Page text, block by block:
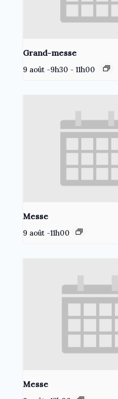
Grand-messe
9 août -9h30 - 11h00
Messe
9 août -11h00
Messe